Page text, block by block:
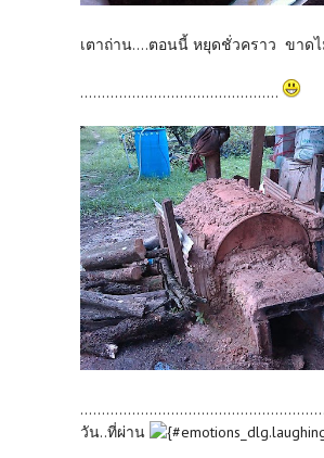
เตาถ่าน....ตอนนี้ หยุดชั่วคราว ขาด
..............................................
วัน..ที่ผ่าน